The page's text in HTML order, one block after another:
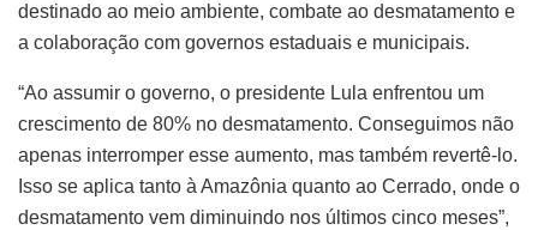
destinado ao meio ambiente, combate ao desmatamento e
a colaboração com governos estaduais e municipais.
“Ao assumir o governo, o presidente Lula enfrentou um
crescimento de 80% no desmatamento. Conseguimos não
apenas interromper esse aumento, mas também revertê-lo.
Isso se aplica tanto à Amazônia quanto ao Cerrado, onde o
desmatamento vem diminuindo nos últimos cinco meses”,